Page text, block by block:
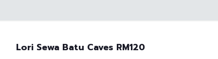
Lori Sewa Batu Caves RM120